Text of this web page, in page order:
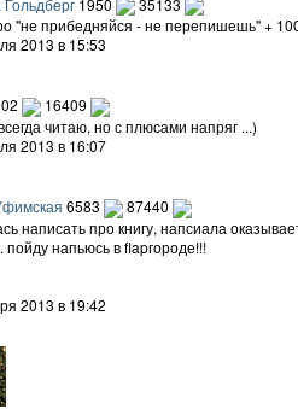
"не прибедняйся - не перепишешь" +
2013 в 15:53
16409
читаю, но с плюсами напряг ...)
2013 в 16:07
6583
87440
написать про книгу, напсиала
пойду напьюсь в flapгороде!!!
2013 в 19:42